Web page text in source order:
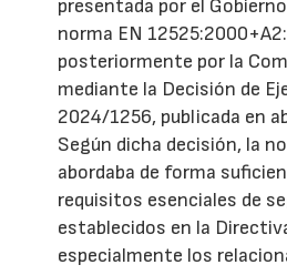
presentada por el
norma EN
posteriormente por la
mediante la Decisión de
2024/1256, publicada en
Según dicha decisión, la
abordaba de forma
requisitos esenciales de
establecidos en la
especialmente los